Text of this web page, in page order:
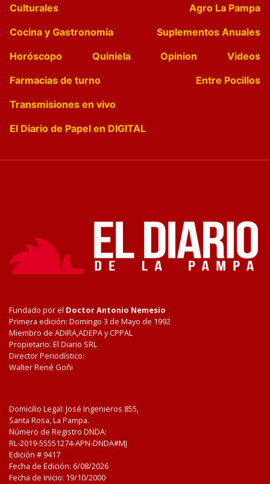
Culturales
Agro La Pampa
Cocina y Gastronomía
Suplementos Anuales
Horóscopo
Quiniela Opinion
Videos
Farmacias de turno
Entre Pocillos
Transmisiones en vivo
El Diario de Papel en DIGITAL
Fundado por el Doctor Antonio Nemesio
Primera edición: Domingo 3 de Mayo de 1992
Miembro de ADIRA,ADEPA y CPPAL
Propietario: El Diario SRL
Director Periodístico:
Walter René Goñi
Domicilio Legal: José Ingenieros 855,
Santa Rosa, La Pampa.
Número de Registro DNDA:
RL-2019-55551274-APN-DNDA#MJ
Edición # 9417
Fecha de Edición: 6/08/2026
Fecha de Inicio: 19/10/2000